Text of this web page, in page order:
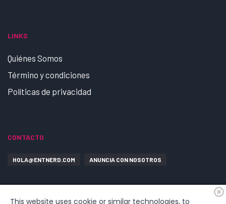
LINKS
Quiénes Somos
Término y condiciones
Políticas de privacidad
CONTACTO
HOLA@ENTNERD.COM ANUNCIA CON NOSOTROS
This website uses cookie or similar technologies, to